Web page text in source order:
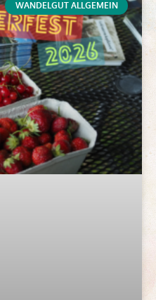
WANDELGUT ALLGEMEIN